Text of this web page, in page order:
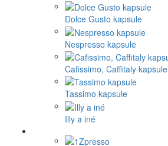
Dolce Gusto kapsule
Nespresso kapsule
Cafissimo, Caffitaly kapsule
Tassimo kapsule
Illy a iné